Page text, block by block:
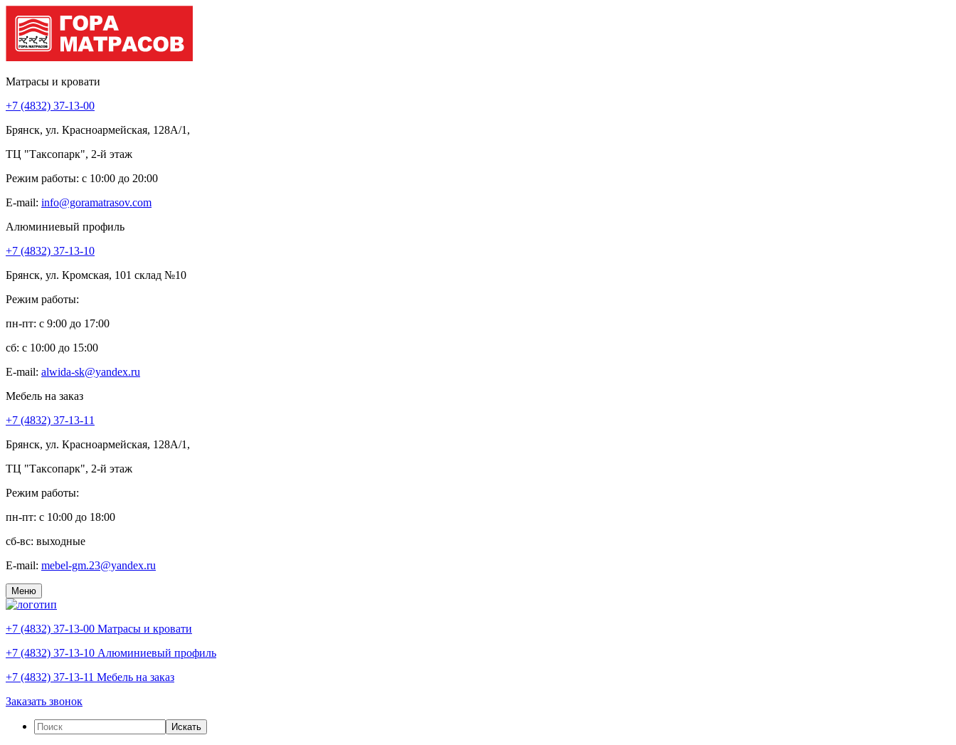
Матрасы и кровати
+7 (4832) 37-13-00
Брянск, ул. Красноармейская, 128А/1,
ТЦ "Таксопарк", 2-й этаж
Режим работы: c 10:00 до 20:00
E-mail: info@goramatrasov.com
Алюминиевый профиль
+7 (4832) 37-13-10
Брянск, ул. Кромская, 101 склад №10
Режим работы:
пн-пт: c 9:00 до 17:00
сб: c 10:00 до 15:00
E-mail: alwida-sk@yandex.ru
Мебель на заказ
+7 (4832) 37-13-11
Брянск, ул. Красноармейская, 128А/1,
ТЦ "Таксопарк", 2-й этаж
Режим работы:
пн-пт: c 10:00 до 18:00
сб-вс: выходные
E-mail: mebel-gm.23@yandex.ru
Меню
+7 (4832) 37-13-00 Матрасы и кровати
+7 (4832) 37-13-10 Алюминиевый профиль
+7 (4832) 37-13-11 Мебель на заказ
Заказать звонок
Искать